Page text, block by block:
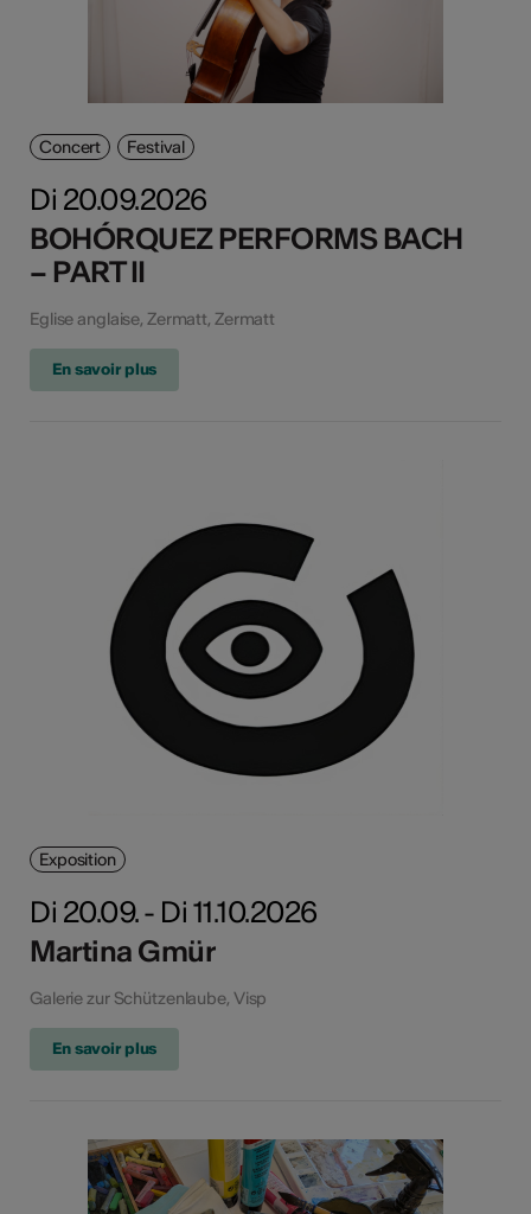
Concert Festival
Di 20.09.2026
BOHÓRQUEZ PERFORMS BACH
– PART II
Eglise anglaise, Zermatt, Zermatt
En savoir plus
Exposition
Di 20.09. - Di 11.10.2026
Martina Gmür
Galerie zur Schützenlaube, Visp
En savoir plus